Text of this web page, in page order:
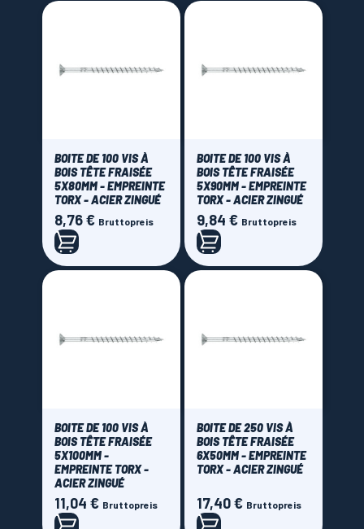
BOITE DE 100 VIS À
BOIS TÊTE FRAISÉE
5X80MM - EMPREINTE
TORX - ACIER ZINGUÉ
Preis
8,76 € Bruttopreis
BOITE DE 100 VIS À
BOIS TÊTE FRAISÉE
5X90MM - EMPREINTE
TORX - ACIER ZINGUÉ
Preis
9,84 € Bruttopreis
BOITE DE 100 VIS À
BOIS TÊTE FRAISÉE
5X100MM -
EMPREINTE TORX -
ACIER ZINGUÉ
Preis
11,04 € Bruttopreis
BOITE DE 250 VIS À
BOIS TÊTE FRAISÉE
6X50MM - EMPREINTE
TORX - ACIER ZINGUÉ
Preis
17,40 € Bruttopreis